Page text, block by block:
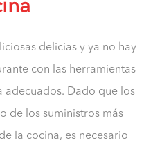
delicias y ya no hay
con las herramientas
adecuados. Dado que los
de los suministros más
la cocina, es necesario